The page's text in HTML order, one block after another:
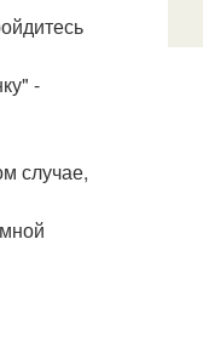
-
случае,